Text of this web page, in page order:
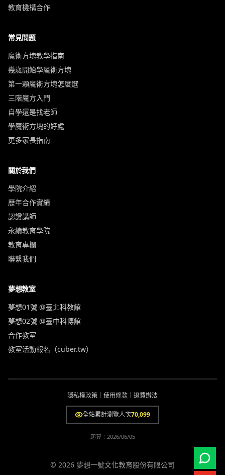
教育機構合作
常見問題
魔術方塊教學指南
幾歲開始學魔術方塊
第一顆魔術方塊怎麼選
三階魔方入門
自學還是找老師
學魔術方塊的好處
更多家長指南
關於我們
學院介紹
歷年合作實績
認證講師
永續教育學院
教育專欄
聯繫我們
夢想教室
夢想01號 @臺北科教館
夢想02號 @臺中科博館
合作教室
教室活動報名（cuber.tw）
隱私權政策 使用條款 退費辦法
全站累計瀏覽人次70,099
起算： 2026/06/05
© 2026 夢想一號文化教育股份有限公司